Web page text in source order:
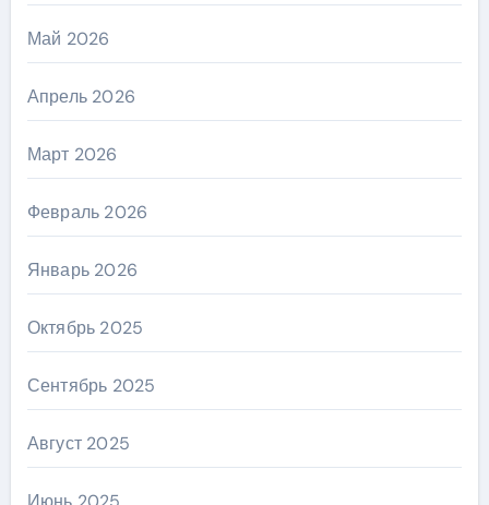
Май 2026
Апрель 2026
Март 2026
Февраль 2026
Январь 2026
Октябрь 2025
Сентябрь 2025
Август 2025